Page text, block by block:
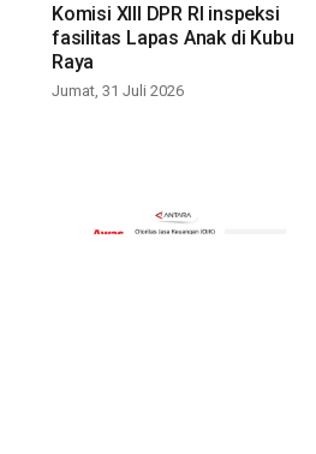
Komisi XIII DPR RI inspeksi
fasilitas Lapas Anak di Kubu
Raya
Jumat, 31 Juli 2026